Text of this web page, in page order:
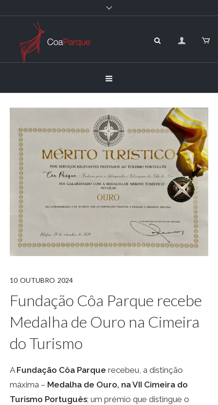
10 OUTUBRO 2024
Fundação Côa Parque recebe
Medalha de Ouro na Cimeira
do Turismo
A Fundação Côa Parque recebeu, a distinção
máxima – Medalha de Ouro, na VII Cimeira do
Turismo Português; um prémio que distingue o